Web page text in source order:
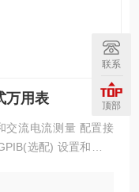
万用表
交流电流测量 配置接
选配) 设置和测量
大屏显示，分辨率
联系
顶部